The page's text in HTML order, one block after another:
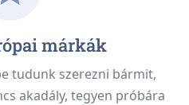
márkák
tudunk szerezni bármit,
akadály, tegyen próbára